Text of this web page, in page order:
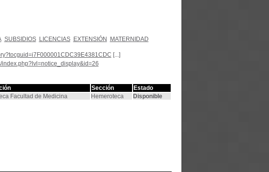
SUBSIDIOS LICENCIAS EXTENSIÓN
MATERNIDAD
[...]
Sección
Estado
Facultad de Medicina Hemeroteca Disponible